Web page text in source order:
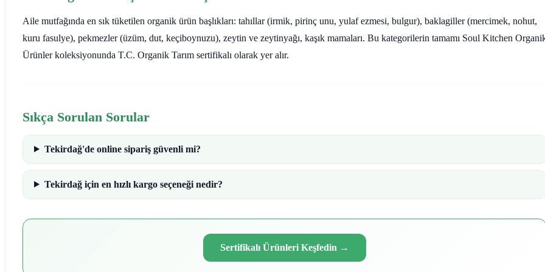
Aile mutfağında en sık tüketilen organik ürün başlıkları: tahıllar (irmik, pirinç unu, yulaf ezmesi, bulgur), baklagiller (mercimek, nohut,
kuru fasulye), pekmezler (üzüm, dut, keçiboynuzu), zeytin ve zeytinyağı, kaşık mamaları. Bu kategorilerin tamamı Soul Kitchen
Ürünler koleksiyonunda T.C. Organik Tarım sertifikalı olarak yer alır.
Sıkça Sorulan Sorular
Tekirdağ'de online sipariş güvenli mi?
Tekirdağ için en hızlı kargo seçeneği nedir?
Sertifikalı Ürünleri Keşfedin →